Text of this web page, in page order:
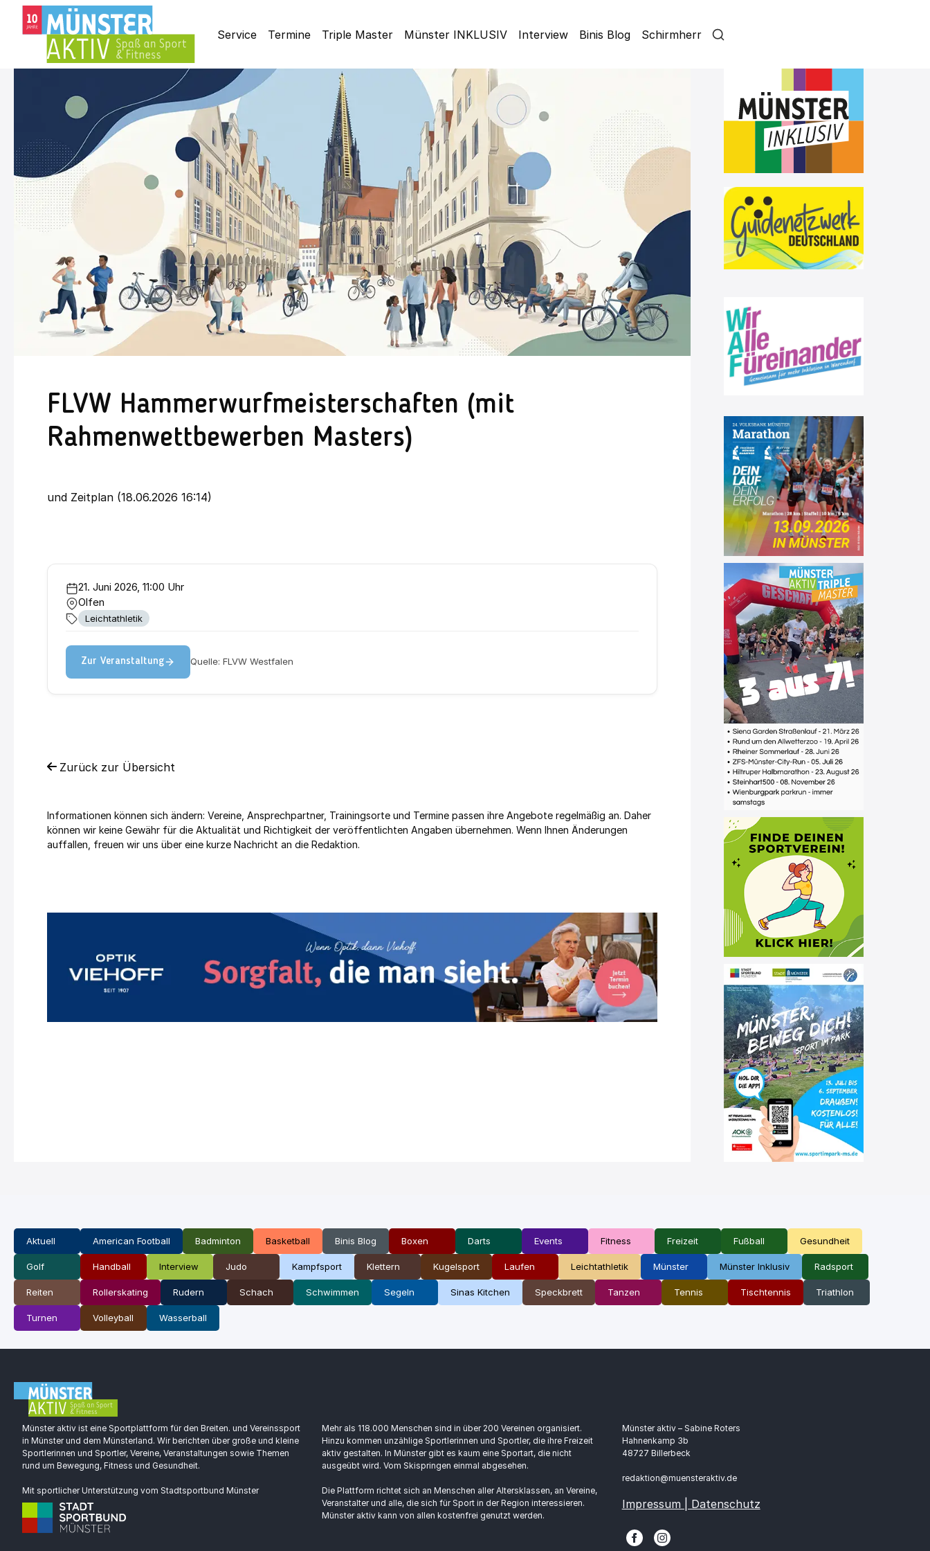
Service Termine Triple Master Münster INKLUSIV Interview Binis Blog Schirmherr
FLVW Hammerwurfmeisterschaften (mit
Rahmenwettbewerben Masters)
und Zeitplan (18.06.2026 16:14)
21. Juni 2026, 11:00 Uhr
Olfen
Leichtathletik
Zur Veranstaltung Quelle: FLVW Westfalen
Zurück zur Übersicht
Informationen können sich ändern: Vereine, Ansprechpartner, Trainingsorte und Termine passen ihre Angebote regelmäßig an. Daher
können wir keine Gewähr für die Aktualität und Richtigkeit der veröffentlichten Angaben übernehmen. Wenn Ihnen Änderungen
auffallen, freuen wir uns über eine kurze Nachricht an die Redaktion.
Aktuell American Football Badminton Basketball Binis Blog Boxen Darts Events Fitness Freizeit Fußball Gesundheit
Golf Handball Interview Judo Kampfsport Klettern Kugelsport Laufen Leichtathletik Münster Münster Inklusiv Radsport
Reiten Rollerskating Rudern Schach Schwimmen Segeln Sinas Kitchen Speckbrett Tanzen Tennis Tischtennis Triathlon
Turnen Volleyball Wasserball
Münster aktiv ist eine Sportplattform für den Breiten. und Vereinssport
in Münster und dem Münsterland. Wir berichten über große und kleine
Sportlerinnen und Sportler, Vereine, Veranstaltungen sowie Themen
rund um Bewegung, Fitness und Gesundheit.
Mit sportlicher Unterstützung vom Stadtsportbund Münster
Mehr als 118.000 Menschen sind in über 200 Vereinen organisiert.
Hinzu kommen unzählige Sportlerinnen und Sportler, die ihre Freizeit
aktiv gestalten. In Münster gibt es kaum eine Sportart, die nicht
ausgeübt wird. Vom Skispringen einmal abgesehen.
Die Plattform richtet sich an Menschen aller Altersklassen, an Vereine,
Veranstalter und alle, die sich für Sport in der Region interessieren.
Münster aktiv kann von allen kostenfrei genutzt werden.
Münster aktiv – Sabine Roters
Hahnenkamp 3b
48727 Billerbeck
redaktion@muensteraktiv.de
Impressum | Datenschutz